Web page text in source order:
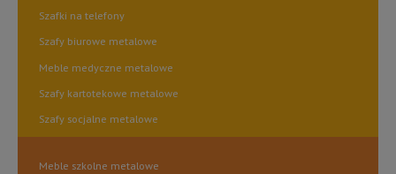
STRONIE
Szafki na telefony
Szafy biurowe metalowe
Meble medyczne metalowe
Szafy kartotekowe metalowe
Szafy socjalne metalowe
Meble szkolne metalowe